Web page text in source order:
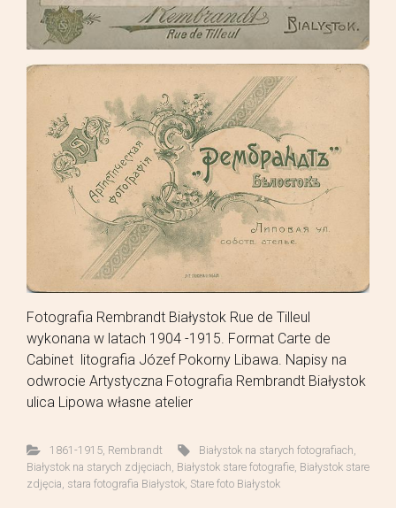
Fotografia Rembrandt Białystok Rue de Tilleul
wykonana w latach 1904 -1915. Format Carte de
Cabinet litografia Józef Pokorny Libawa. Napisy na
odwrocie Artystyczna Fotografia Rembrandt Białystok
ulica Lipowa własne atelier
1861-1915, Rembrandt Białystok na starych fotografiach
Białystok na starych zdjęciach Białystok stare fotografie Białystok stare
zdjęcia stara fotografia Białystok Stare foto Białystok